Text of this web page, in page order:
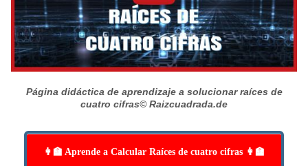
Página didáctica de aprendizaje a solucionar raíces de
cuatro cifras© Raizcuadrada.de
👩‍🏫 Aprende a Calcular Raíces de cuatro cifras 👩‍🏫